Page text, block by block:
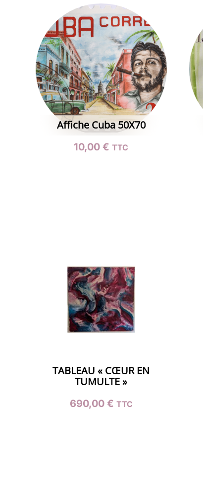
Affiche Cuba 50X70
10,00€ TTC
TABLEAU « CŒUR EN
TUMULTE »
690,00 € TTC